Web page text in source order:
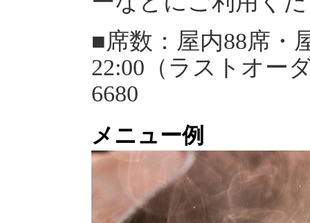
■席数：屋内88席・
22:00（ラストオー
6680
メニュー例